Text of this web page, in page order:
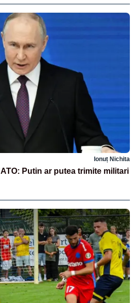
Ionuț Nichita
Putin ar putea trimite militari